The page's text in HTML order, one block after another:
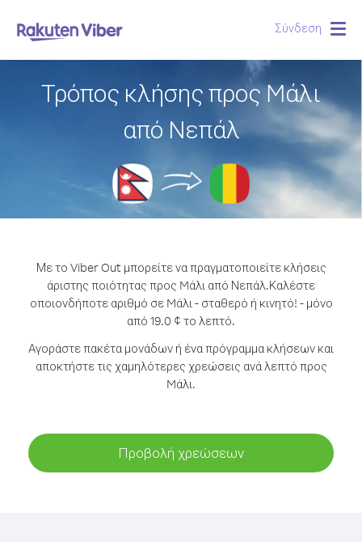
Σύνδεση
Τρόπος κλήσης προς Mάλι
από Νεπάλ
Με το Viber Out μπορείτε να πραγματοποιείτε κλήσεις
άριστης ποιότητας προς Mάλι από Νεπάλ.Καλέστε
οποιονδήποτε αριθμό σε Mάλι - σταθερό ή κινητό! - μόνο
από 19.0 ¢ το λεπτό.
Αγοράστε πακέτα μονάδων ή ένα πρόγραμμα κλήσεων και
αποκτήστε τις χαμηλότερες χρεώσεις ανά λεπτό προς
Mάλι.
Προβολή χρεώσεων